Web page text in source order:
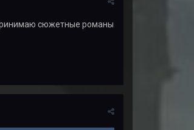
сюжетные романы